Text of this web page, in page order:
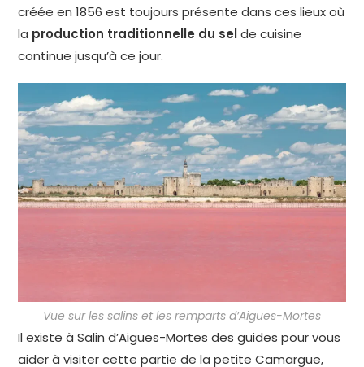
créée en 1856 est toujours présente dans ces lieux où
la production traditionnelle du selde cuisine
continue jusqu’à ce jour.
Vue sur les salins et les remparts d’Aigues-Mortes
Il existe à Salin d’Aigues-Mortes des guides pour vous
aider à visiter cette partie de la petite Camargue,